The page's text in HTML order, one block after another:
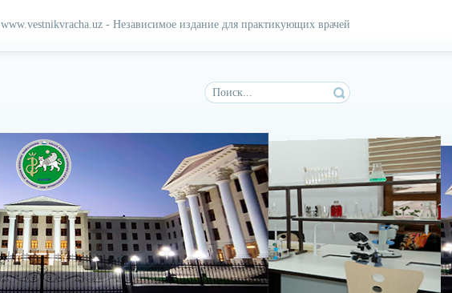
www.vestnikvracha.uz - Независимое издание для практикующих врачей